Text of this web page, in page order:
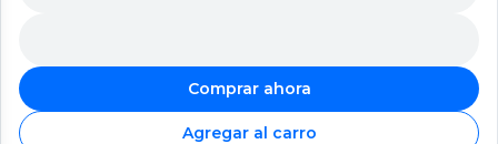
Comprar ahora
Agregar al carro